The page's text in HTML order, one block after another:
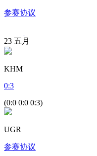
参赛协议
23 五月
KHM
0:3
(0:0 0:0 0:3)
UGR
参赛协议